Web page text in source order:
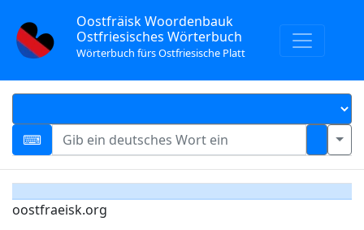
Oostfräisk Woordenbauk
Ostfriesisches Wörterbuch
Wörterbuch fürs Ostfriesische Platt
oostfraeisk.org